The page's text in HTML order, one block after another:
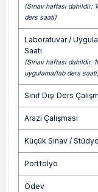
(Sınav haftası dahildir:
ders saati)
Laboratuvar /
Saati
(Sınav haftası dahildir.
uygulama/lab ders
Sınıf Dışı Ders
Arazi Çalışması
Küçük Sınav /
Portfolyo
Ödev